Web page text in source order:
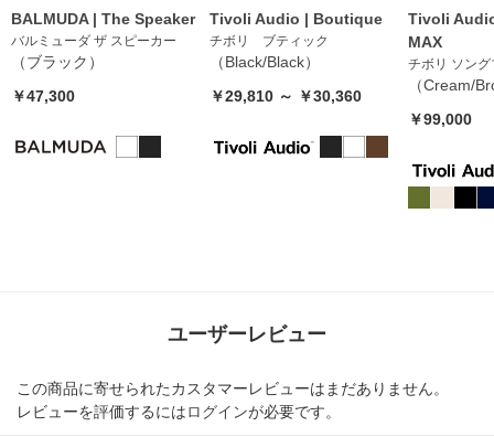
BALMUDA | The Speaker
バルミューダ ザ スピーカー
（ブラック）
￥47,300
Tivoli Audio | Boutique
チボリ ブティック
（Black/Black）
￥29,810 ～ ￥30,360
Tivoli
MAX
チボリ ソン
（Cream/
￥99,000
ユーザーレビュー
この商品に寄せられたカスタマーレビューはまだありません。
レビューを評価するにはログインが必要です。